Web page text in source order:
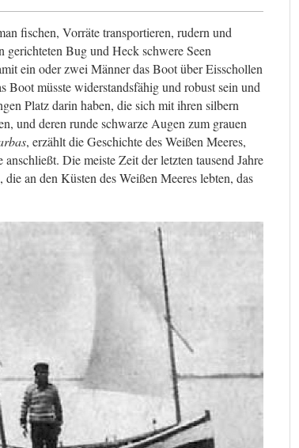
fischen, Vorräte transportieren, rudern und
gerichteten Bug und Heck schwere Seen
ein oder zwei Männer das Boot über Eisschollen
Boot müsste widerstandsfähig und robust sein und
Platz darin haben, die sich mit ihren silbern
und deren runde schwarze Augen zum grauen
, erzählt die Geschichte des Weißen Meeres,
Die meiste Zeit der letzten tausend Jahre
an den Küsten des Weißen Meeres lebten, das